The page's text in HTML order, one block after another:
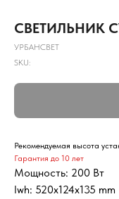
СВЕТИЛЬНИК
УРБАНСВЕТ
SKU:
Рекомендуемая высота
Гарантия до 10 лет
Мощность: 200 Вт
lwh: 520x124x135 mm